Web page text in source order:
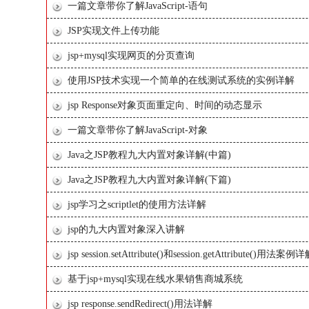
一篇文章带你了解JavaScript-语句
JSP实现文件上传功能
jsp+mysql实现网页的分页查询
使用JSP技术实现一个简单的在线测试系统的实例详解
jsp Response对象页面重定向、时间的动态显示
一篇文章带你了解JavaScript-对象
Java之JSP教程九大内置对象详解(中篇)
Java之JSP教程九大内置对象详解(下篇)
jsp学习之scriptlet的使用方法详解
jsp的九大内置对象深入讲解
jsp session.setAttribute()和session.getAttribute()用法案例详
基于jsp+mysql实现在线水果销售商城系统
jsp response.sendRedirect()用法详解